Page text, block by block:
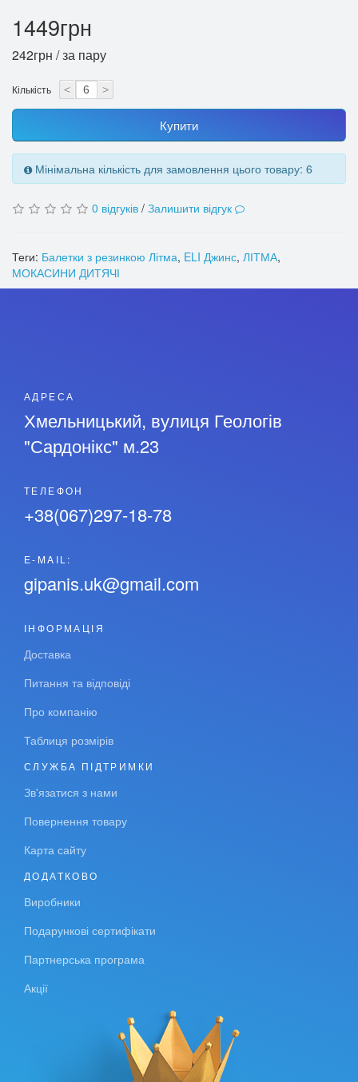
1449грн
242грн / за пару
Кількість < >
Купити
Мінімальна кількість для замовлення цього товару: 6
0 відгуків / Залишити відгук
Теги: Балетки з резинкою Літма, ELI Джинс, ЛІТМА,
МОКАСИНИ ДИТЯЧІ
АДРЕСА
Хмельницький, вулиця Геологів
"Сардонікс" м.23
ТЕЛЕФОН
+38(067)297-18-78
Е-MAIL:
gipanis.uk@gmail.com
ІНФОРМАЦІЯ
Доставка
Питання та відповіді
Про компанію
Таблиця розмірів
СЛУЖБА ПІДТРИМКИ
Зв'язатися з нами
Повернення товару
Карта сайту
ДОДАТКОВО
Виробники
Подарункові сертифікати
Партнерська програма
Акції